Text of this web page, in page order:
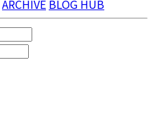
ARCHIVE BLOG HUB